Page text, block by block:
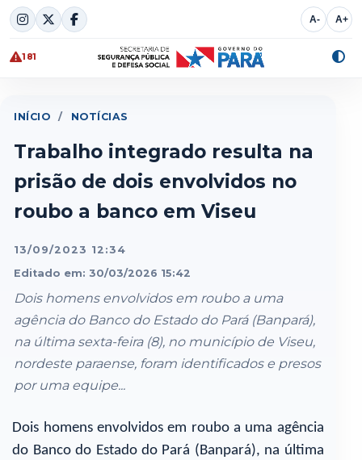
Skip
to
content
A- A+
181
INÍCIO / NOTÍCIAS
Trabalho integrado resulta na
prisão de dois envolvidos no
roubo a banco em Viseu
13/09/2023 12:34
Editado em: 30/03/2026 15:42
Dois homens envolvidos em roubo a uma
agência do Banco do Estado do Pará (Banpará),
na última sexta-feira (8), no município de Viseu,
nordeste paraense, foram identificados e presos
por uma equipe...
Dois homens envolvidos em roubo a uma agência
do Banco do Estado do Pará (Banpará), na última